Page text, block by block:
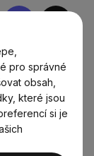
pro správné
obsah,
které jsou
si je
Nákupní
60 kapslí